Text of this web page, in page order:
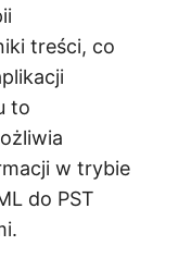
treści, co
to
w trybie
do PST